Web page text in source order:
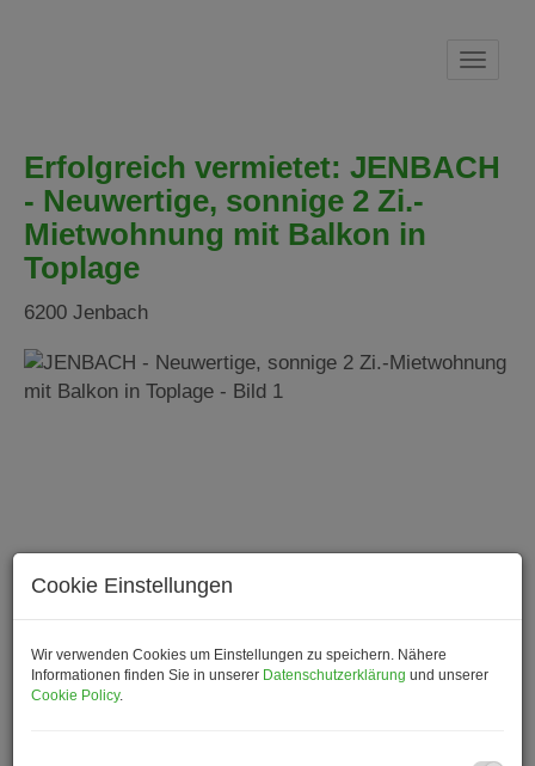
Erfolgreich vermietet: JENBACH
- Neuwertige, sonnige 2 Zi.-
Mietwohnung mit Balkon in
Toplage
6200 Jenbach
Cookie Einstellungen
Wir verwenden Cookies um Einstellungen zu speichern. Nähere
Informationen finden Sie in unserer Datenschutzerklärung und unserer
Cookie Policy.